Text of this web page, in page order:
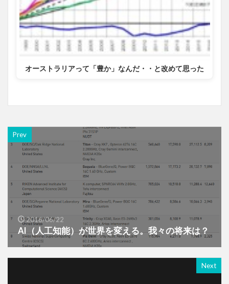
オーストラリアって「豊か」なんだ・・と改めて思った
Prev
2016/06/22
AI（人工知能）が世界を変える。我々の将来は？
Next